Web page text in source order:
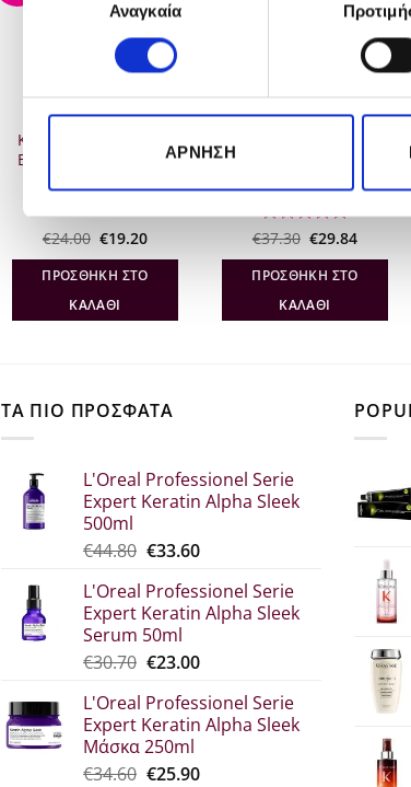
συγκατάθεσηςΑναγκαία
ΆΡΝΗΣΗ
Kerastase Resistance
Bain Force Architecte
€24.00 Original
was:
€24.00.
€19.20Η
τιμή
είναι:
ΠΡΟΣΘΉΚΗ ΣΤΟ
ΚΑΛΆΘΙ
Βαθμολογήθηκε
€37.30 Original
was:
€37.30.
€29.84Η
τιμή
είναι:
ΠΡΟΣΘΉΚΗ ΣΤΟ
ΚΑΛΆΘΙ
ΤΑ ΠΙΟ ΠΡΟΣΦΑΤΑ
L'Oreal Professionel Serie
Expert Keratin Alpha Sleek
500ml
€44.80 Original
was:
€44.80.
€33.60Η
τιμή
είναι:
L'Oreal Professionel Serie
Expert Keratin Alpha Sleek
Serum 50ml
€30.70 Original
was:
€30.70.
€23.00Η
τιμή
είναι:
L'Oreal Professionel Serie
Expert Keratin Alpha Sleek
Μάσκα 250ml
€34.60 Original
€25.90Η